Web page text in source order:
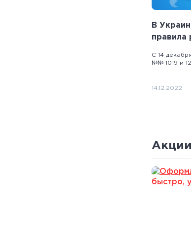
В
правила
С 14
№№ 1019 и
14.12.2022
Акции